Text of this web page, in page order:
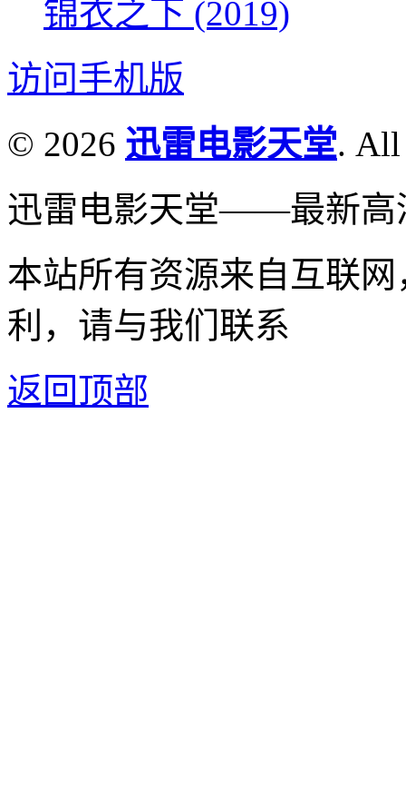
锦衣之下 (2019)
访问手机版
© 2026 迅雷电影天堂. All
迅雷电影天堂——最新高
本站所有资源来自互联
利，请与我们联系
返回顶部